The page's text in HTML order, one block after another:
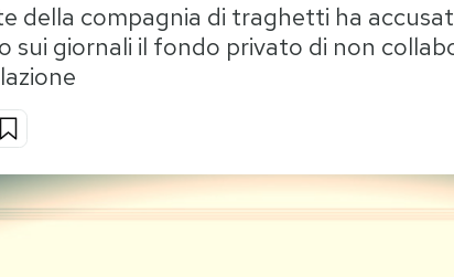
della compagnia di traghetti ha
sui giornali il fondo privato di non